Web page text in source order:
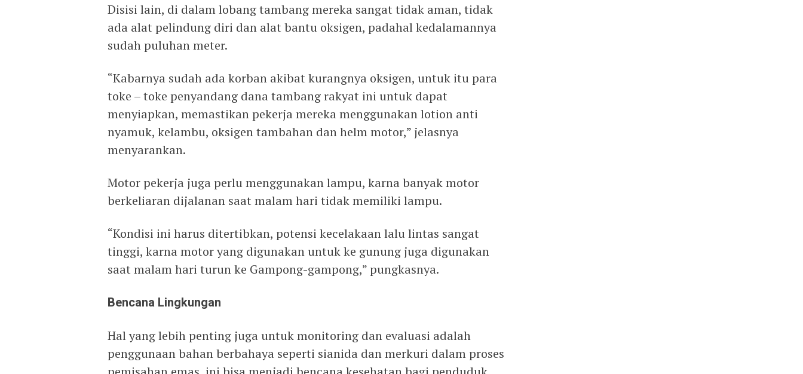
Disisi lain, di dalam lobang tambang mereka sangat tidak aman, tidak
ada alat pelindung diri dan alat bantu oksigen, padahal kedalamannya
sudah puluhan meter.
“Kabarnya sudah ada korban akibat kurangnya oksigen, untuk itu para
toke – toke penyandang dana tambang rakyat ini untuk dapat
menyiapkan, memastikan pekerja mereka menggunakan lotion anti
nyamuk, kelambu, oksigen tambahan dan helm motor,” jelasnya
menyarankan.
Motor pekerja juga perlu menggunakan lampu, karna banyak motor
berkeliaran dijalanan saat malam hari tidak memiliki lampu.
“Kondisi ini harus ditertibkan, potensi kecelakaan lalu lintas sangat
tinggi, karna motor yang digunakan untuk ke gunung juga digunakan
saat malam hari turun ke Gampong-gampong,” pungkasnya.
Bencana Lingkungan
Hal yang lebih penting juga untuk monitoring dan evaluasi adalah
penggunaan bahan berbahaya seperti sianida dan merkuri dalam proses